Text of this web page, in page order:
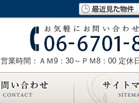
営業時間：ＡＭ9：30～ＰＭ8：00 定休